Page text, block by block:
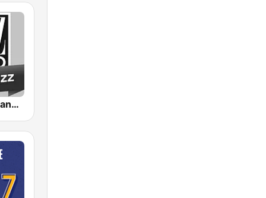
Jazz Radio Piano Jazz